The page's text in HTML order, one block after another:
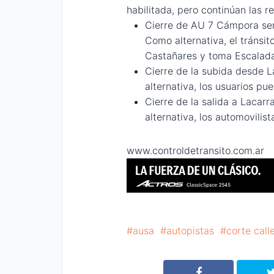
habilitada, pero continúan las
Cierre de AU 7 Cámpora
Como alternativa, el
Castañares y toma
Cierre de la subida desde
alternativa, los usuarios
Cierre de la salida a
alternativa, los
www.controldetransito.com.ar
ausa autopistas corte